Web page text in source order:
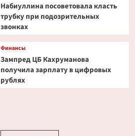
Набиуллина посоветовала класть
трубку при подозрительных
звонках
Финансы
Зампред ЦБ Кахруманова
получила зарплату в цифровых
рублях